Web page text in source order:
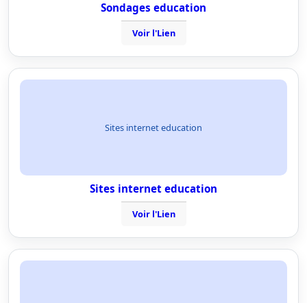
Sondages education
Voir l'Lien
Sites internet education
Sites internet education
Voir l'Lien